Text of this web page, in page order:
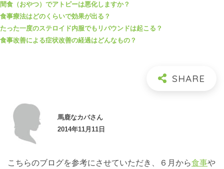
間食（おやつ）でアトピーは悪化しますか？
食事療法はどのくらいで効果が出る？
たった一度のステロイド内服でもリバウンドは起こる？
食事改善による症状改善の経過はどんなもの？
馬鹿なカバさん
2014年11月11日
こちらのブログを参考にさせていただき、６月から食事や